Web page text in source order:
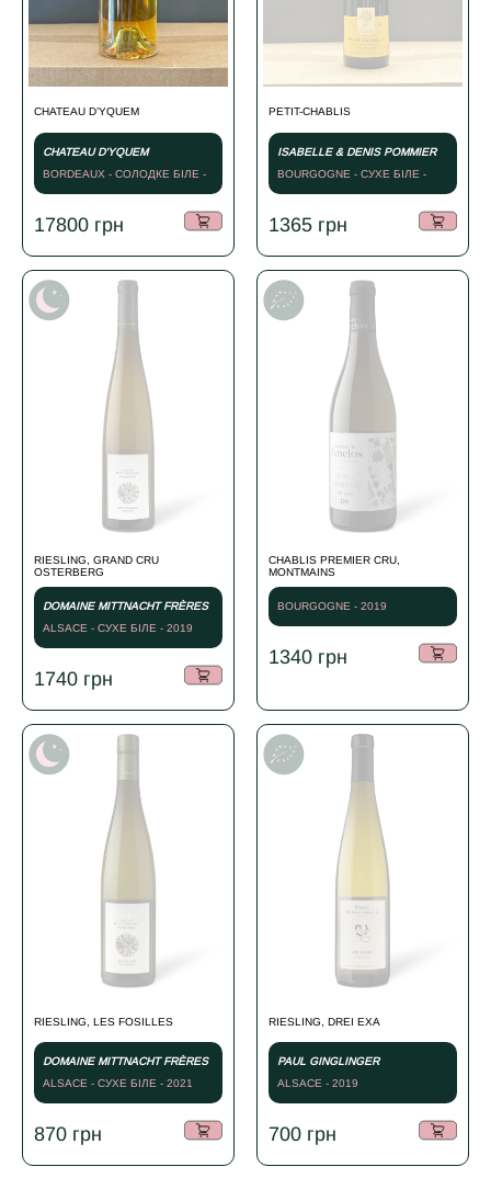
CHATEAU D’YQUEM
CHATEAU D'YQUEM
BORDEAUX - СОЛОДКЕ БІЛЕ -
2016
17800 грн
PETIT-CHABLIS
ISABELLE & DENIS POMMIER
BOURGOGNE - СУХЕ БІЛЕ -
2023
1365 грн
RIESLING, GRAND CRU
OSTERBERG
DOMAINE MITTNACHT FRÈRES
ALSACE - СУХЕ БІЛЕ - 2019
1740 грн
CHABLIS PREMIER CRU,
MONTMAINS
BOURGOGNE - 2019
1340 грн
RIESLING, LES FOSILLES
DOMAINE MITTNACHT FRÈRES
ALSACE - СУХЕ БІЛЕ - 2021
870 грн
RIESLING, DREI EXA
PAUL GINGLINGER
ALSACE - 2019
700 грн